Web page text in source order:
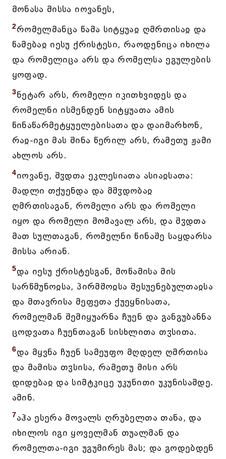
მონასა მისსა იოვანეს,
2რომელმანცა წამა სიტყუაჲ ღმრთისაჲ და
წამებაჲ იესუ ქრისტესი, რაოდენიცა იხილა
და რომელიცა არს და რომელსა ეგულების
ყოფად.
3ნეტარ არს, რომელი იკითხვიდეს და
რომელნი ისმენდენ სიტყუათა ამის
წინაწარმეტყუელებისათა და დაიმარხონ,
რაჲ-იგი მას შინა წერილ არს, რამეთუ ჟამი
ახლოს არს.
4იოვანე, შჳდთა ეკლესიათა ასიაჲსათა:
მადლი თქუენდა და მშჳდობაჲ
ღმრთისაგან, რომელი არს და რომელი
იყო და რომელი მომავალ არს, და შჳდთა
მათ სულთაგან, რომელნი წინაშე საყდარსა
მისსა არიან.
5და იესუ ქრისტესგან, მოწამისა მის
სარწმუნოჲსა, პირმშოჲსა შესუენებულთაჲსა
და მთავრისა მეფეთა ქუეყნისათა,
რომელმან შემიყუარნა ჩუენ და განგუბანნა
ცოდვათა ჩუენთაგან სისხლითა თჳსითა.
6და მყვნა ჩუენ სამეუფო მღდელ ღმრთისა
და მამისა თჳსისა, რამეთუ მისი არს
დიდებაჲ და სიმტკიცე უკუნითი უკუნისამდე.
ამინ.
7აჰა ესერა მოვალს ღრუბელთა თანა, და
იხილოს იგი ყოველმან თუალმან და
რომელთა-იგი უგუმირეს მას; და გოდებდენ